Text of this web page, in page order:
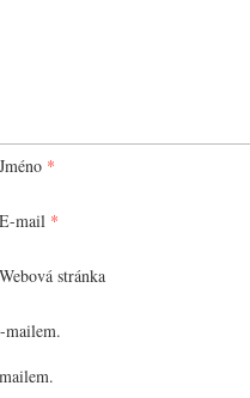
Jméno *
E-mail *
Webová stránka
mailem.